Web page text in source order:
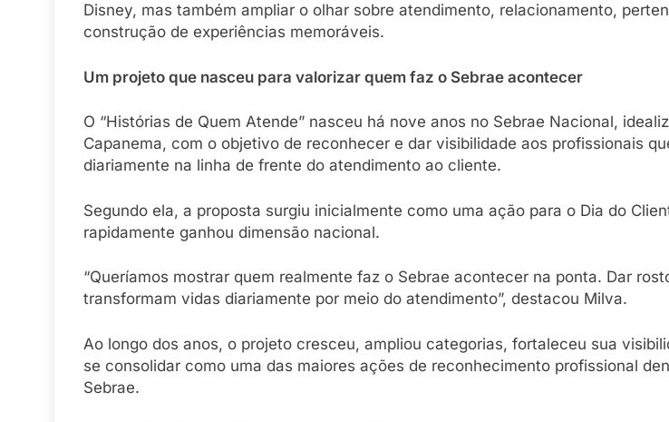
Disney, mas também ampliar o olhar sobre atendimento, relacionamento,
construção de experiências memoráveis.
Um projeto que nasceu para valorizar quem faz o Sebrae acontecer
O “Histórias de Quem Atende” nasceu há nove anos no Sebrae Nacional,
Capanema, com o objetivo de reconhecer e dar visibilidade aos profissionais
diariamente na linha de frente do atendimento ao cliente.
Segundo ela, a proposta surgiu inicialmente como uma ação para o Dia do
rapidamente ganhou dimensão nacional.
“Queríamos mostrar quem realmente faz o Sebrae acontecer na ponta. Dar
transformam vidas diariamente por meio do atendimento”, destacou Milva.
Ao longo dos anos, o projeto cresceu, ampliou categorias, fortaleceu sua
se consolidar como uma das maiores ações de reconhecimento profissional
Sebrae.